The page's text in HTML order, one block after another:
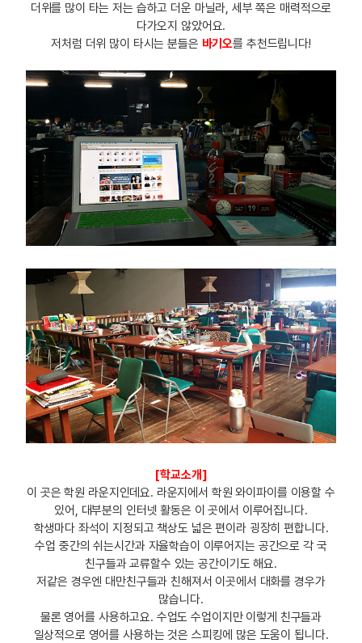
더위를 많이 타는 저는 습하고 더운 마닐라, 세부 쪽은 매력적으로
다가오지 않았어요.
저처럼 더위 많이 타시는 분들은 바기오를 추천드립니다!
[학교소개]
이 곳은 학원 라운지인데요. 라운지에서 학원 와이파이를 이용할 수
있어, 대부분의 인터넷 활동은 이 곳에서 이루어집니다.
학생마다 좌석이 지정되고 책상도 넓은 편이라 굉장히 편합니다.
수업 중간의 쉬는시간과 자율학습이 이루어지는 공간으로 각 국
친구들과 교류할수 있는 공간이기도 해요.
저같은 경우엔 대만친구들과 친해져서 이곳에서 대화를 경우가
많습니다.
물론 영어를 사용하고요. 수업도 수업이지만 이렇게 친구들과
일상적으로 영어를 사용하는 것은 스피킹에 많은 도움이 됩니다.